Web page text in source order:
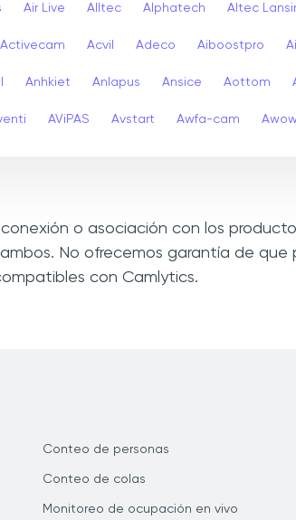
Air Live Alltec Alphatech Altec
Activecam Acvil Adeco Aiboostpro
Anhkiet Anlapus Ansice Aottom
AViPAS Avstart Awfa-cam
o asociación con los
No ofrecemos garantía de
con Camlytics.
Conteo de personas
Conteo de colas
Monitoreo de ocupación en vivo